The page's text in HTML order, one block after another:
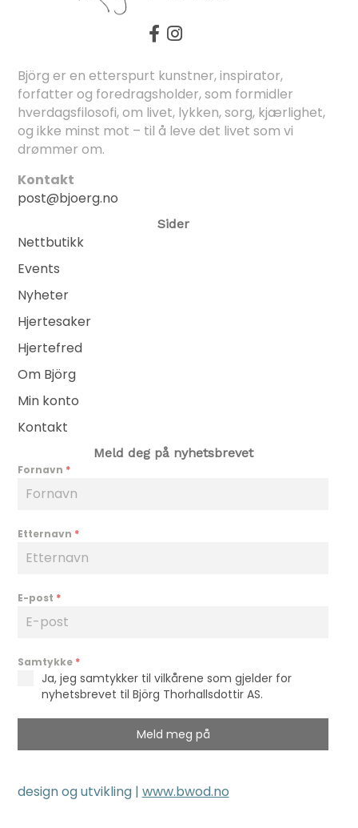
Björg er en etterspurt kunstner, inspirator,
forfatter og foredragsholder, som formidler
hverdagsfilosofi, om livet, lykken, sorg, kjærlighet,
og ikke minst mot – til å leve det livet som vi
drømmer om.
Kontakt
post@bjoerg.no
Sider
Nettbutikk
Events
Nyheter
Hjertesaker
Hjertefred
Om Björg
Min konto
Kontakt
Meld deg på nyhetsbrevet
Fornavn *
Etternavn *
E-post *
Samtykke *
Ja, jeg samtykker til vilkårene som gjelder for
nyhetsbrevet til Björg Thorhallsdottir AS.
Meld meg på
design og utvikling | www.bwod.no